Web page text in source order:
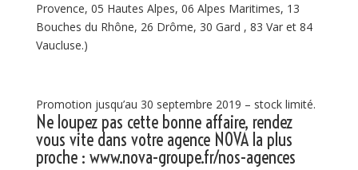
Provence, 05 Hautes Alpes, 06 Alpes Maritimes, 13
Bouches du Rhône, 26 Drôme, 30 Gard , 83 Var et 84
Vaucluse.)
Promotion jusqu’au 30 septembre 2019 – stock limité.
Ne loupez pas cette bonne affaire, rendez
vous vite dans votre agence NOVA la plus
proche : www.nova-groupe.fr/nos-agences